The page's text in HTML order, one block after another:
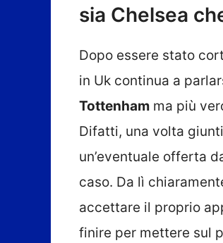
sia Chelsea
Dopo essere stato
in Uk continua a
Tottenham ma più
Difatti, una volta
un’eventuale offerta
caso. Da lì
accettare il proprio
finire per mettere sul